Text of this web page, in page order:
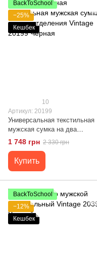
BackToSchool
−25%
Кешбек
10
Артикул: 20199
Универсальная текстильная
мужская сумка на два
отделения Vintage 20199
1 748 грн 2 330 грн
Купить
BackToSchool
−12%
Кешбек